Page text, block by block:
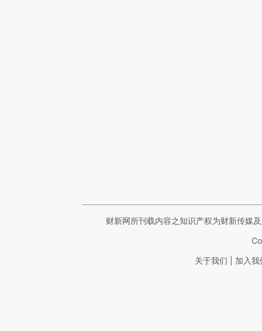
财新网所刊载内容之知识产权为财新传媒
关于我们 加入我